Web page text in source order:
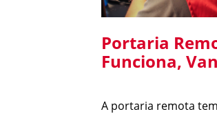
Portaria
Funciona,
em
A portaria remota